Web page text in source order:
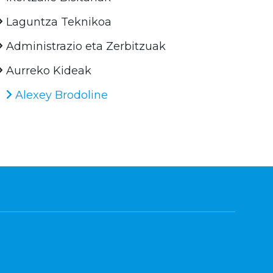
Laguntza Teknikoa
Administrazio eta Zerbitzuak
Aurreko Kideak
Alexey Brodoline